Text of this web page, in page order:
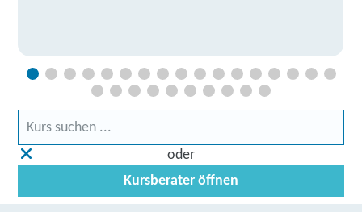
oder
Kursberater öffnen